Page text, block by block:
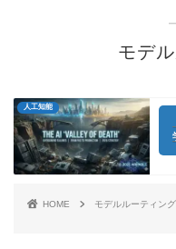
モデ
人工知能
HOME モデルルーティング